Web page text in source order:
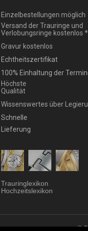
Einzelbestellungen möglich
Versand der Trauringe und
Verlobungsringe kostenlos *
Gravur kostenlos
Echtheitszertifikat
100% Einhaltung der
Höchste
Qualität
Wissenswertes über
Schnelle
Lieferung
Trauringlexikon
Hochzeitslexikon
©